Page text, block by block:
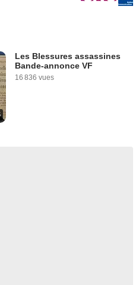
Les Blessures assassines
Bande-annonce VF
16 836 vues